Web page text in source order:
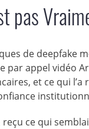
pas
de deepfake
par appel vidéo
et ce qui
ce qui